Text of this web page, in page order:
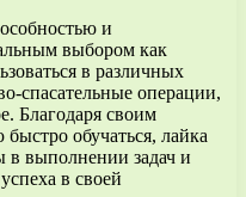
и
выбором как
в различных
спасательные операции,
Благодаря своим
обучаться, лайка
в выполнении задач и
в своей